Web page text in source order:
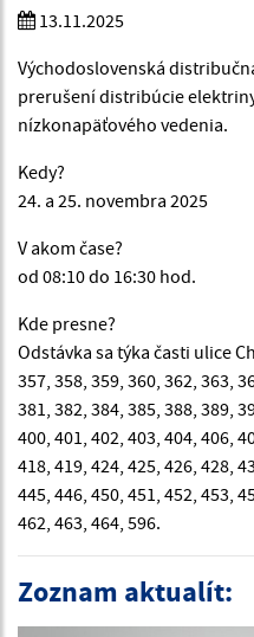
13.11.2025
Východoslovenská
prerušení distribúcie
nízkonapäťového vedenia.
Kedy?
24. a 25. novembra 2025
V akom čase?
od 08:10 do 16:30 hod.
Kde presne?
Odstávka sa týka časti ulice
357, 358, 359, 360, 362, 363,
381, 382, 384, 385, 388, 389,
400, 401, 402, 403, 404, 406,
418, 419, 424, 425, 426, 428,
445, 446, 450, 451, 452, 453,
462, 463, 464, 596.
Zoznam aktualít: